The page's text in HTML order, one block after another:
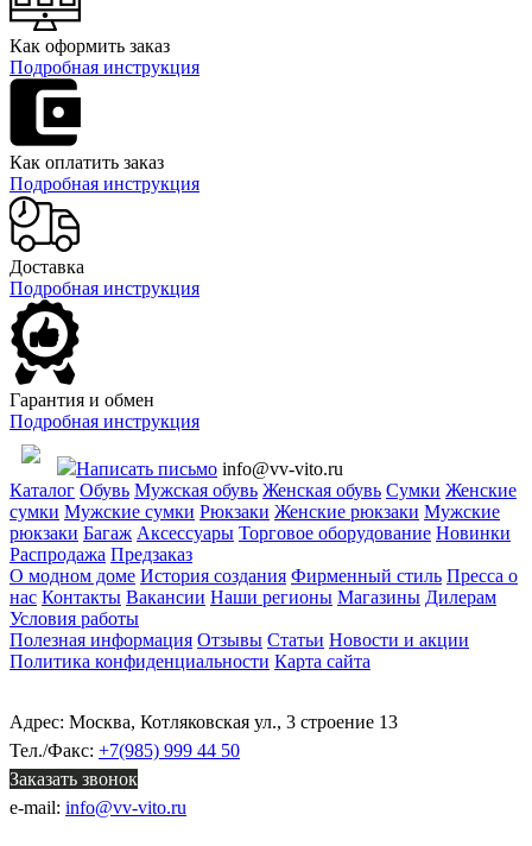
Как оформить заказ
Подробная инструкция
Как оплатить заказ
Подробная инструкция
Доставка
Подробная инструкция
Гарантия и обмен
Подробная инструкция
Написать письмо info@vv-vito.ru
Каталог Обувь Мужская обувь Женская обувь Сумки Женские
сумки Мужские сумки Рюкзаки Женские рюкзаки Мужские
рюкзаки Багаж Аксессуары Торговое оборудование Новинки
Распродажа Предзаказ
О модном доме История создания Фирменный стиль Пресса о
нас Контакты Вакансии Наши регионы Магазины Дилерам
Условия работы
Полезная информация Отзывы Статьи Новости и акции
Политика конфиденциальности Карта сайта
Адрес: Москва, Котляковская ул., 3 строение 13
Тел./Факс: +7(985) 999 44 50
Заказать звонок
e-mail: info@vv-vito.ru